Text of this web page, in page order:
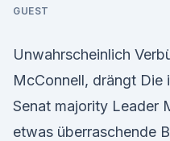
GUEST
Unwahrscheinlich
McConnell, drängt Die
Senat majority Leader
etwas überraschende